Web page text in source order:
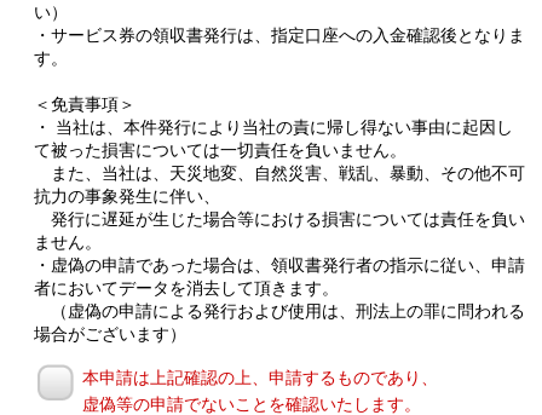
い）
・サービス券の領収書発行は、指定口座への入金確認後となりま
す。
＜免責事項＞
・ 当社は、本件発行により当社の責に帰し得ない事由に起因し
て被った損害については一切責任を負いません。
また、当社は、天災地変、自然災害、戦乱、暴動、その他不可
抗力の事象発生に伴い、
発行に遅延が生じた場合等における損害については責任を負い
ません。
・虚偽の申請であった場合は、領収書発行者の指示に従い、申請
者においてデータを消去して頂きます。
（虚偽の申請による発行および使用は、刑法上の罪に問われる
場合がございます）
本申請は上記確認の上、申請するものであり、
虚偽等の申請でないことを確認いたします。